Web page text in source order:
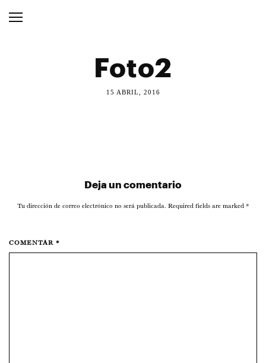
Foto2
15 ABRIL, 2016
Deja un comentario
Tu dirección de correo electrónico no será publicada. Required fields are marked *
COMENTAR *